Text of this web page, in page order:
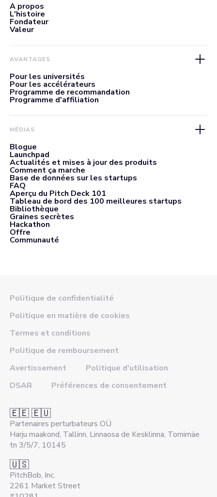
À propos
L'histoire
Fondateur
Valeur
AVANTAGES
Pour les universités
Pour les accélérateurs
Programme de recommandation
Programme d'affiliation
MÉDIAS
Blogue
Launchpad
Actualités et mises à jour des produits
Comment ça marche
Base de données sur les startups
FAQ
Aperçu du Pitch Deck 101
Tableau de bord des 100 meilleures startups
Bibliothèque
Graines secrètes
Hackathon
Offre
Communauté
Politique de confidentialité
Politique en matière de cookies
Termes et conditions
Politique de remboursement
Avertissement
Politique d'utilisation
DSAR
Préférences de consentement
🇪🇪 🇪🇺
Partenaires perturbateurs OÜ
Harju maakond, Tallinn, Linnaosa de Kesklinna, Tornimäe
tn 3/5/7, 10145
🇺🇸
PitchBob, Inc.
2261 Market Street